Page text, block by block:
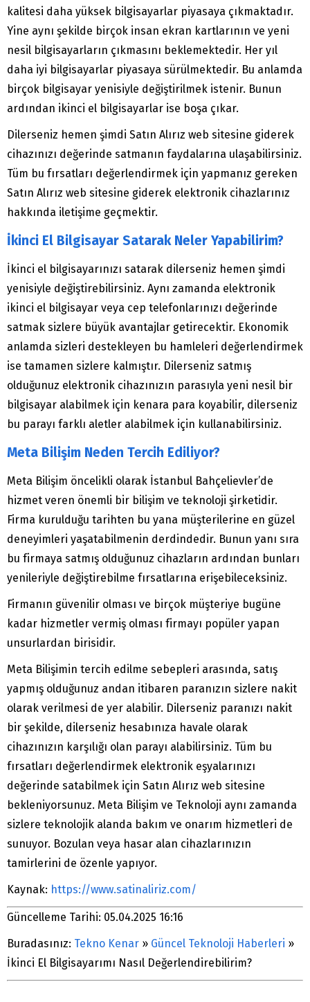
kalitesi daha yüksek bilgisayarlar piyasaya çıkmaktadır.
Yine aynı şekilde birçok insan ekran kartlarının ve yeni
nesil bilgisayarların çıkmasını beklemektedir. Her yıl
daha iyi bilgisayarlar piyasaya sürülmektedir. Bu anlamda
birçok bilgisayar yenisiyle değiştirilmek istenir. Bunun
ardından ikinci el bilgisayarlar ise boşa çıkar.
Dilerseniz hemen şimdi Satın Alırız web sitesine giderek
cihazınızı değerinde satmanın faydalarına ulaşabilirsiniz.
Tüm bu fırsatları değerlendirmek için yapmanız gereken
Satın Alırız web sitesine giderek elektronik cihazlarınız
hakkında iletişime geçmektir.
İkinci El Bilgisayar Satarak Neler Yapabilirim?
İkinci el bilgisayarınızı satarak dilerseniz hemen şimdi
yenisiyle değiştirebilirsiniz. Aynı zamanda elektronik
ikinci el bilgisayar veya cep telefonlarınızı değerinde
satmak sizlere büyük avantajlar getirecektir. Ekonomik
anlamda sizleri destekleyen bu hamleleri değerlendirmek
ise tamamen sizlere kalmıştır. Dilerseniz satmış
olduğunuz elektronik cihazınızın parasıyla yeni nesil bir
bilgisayar alabilmek için kenara para koyabilir, dilerseniz
bu parayı farklı aletler alabilmek için kullanabilirsiniz.
Meta Bilişim Neden Tercih Ediliyor?
Meta Bilişim öncelikli olarak İstanbul Bahçelievler’de
hizmet veren önemli bir bilişim ve teknoloji şirketidir.
Firma kurulduğu tarihten bu yana müşterilerine en güzel
deneyimleri yaşatabilmenin derdindedir. Bunun yanı sıra
bu firmaya satmış olduğunuz cihazların ardından bunları
yenileriyle değiştirebilme fırsatlarına erişebileceksiniz.
Firmanın güvenilir olması ve birçok müşteriye bugüne
kadar hizmetler vermiş olması firmayı popüler yapan
unsurlardan birisidir.
Meta Bilişimin tercih edilme sebepleri arasında, satış
yapmış olduğunuz andan itibaren paranızın sizlere nakit
olarak verilmesi de yer alabilir. Dilerseniz paranızı nakit
bir şekilde, dilerseniz hesabınıza havale olarak
cihazınızın karşılığı olan parayı alabilirsiniz. Tüm bu
fırsatları değerlendirmek elektronik eşyalarınızı
değerinde satabilmek için Satın Alırız web sitesine
bekleniyorsunuz. Meta Bilişim ve Teknoloji aynı zamanda
sizlere teknolojik alanda bakım ve onarım hizmetleri de
sunuyor. Bozulan veya hasar alan cihazlarınızın
tamirlerini de özenle yapıyor.
Kaynak: https://www.satinaliriz.com/
Güncelleme Tarihi: 05.04.2025 16:16
Buradasınız: Tekno Kenar » Güncel Teknoloji Haberleri »
İkinci El Bilgisayarımı Nasıl Değerlendirebilirim?